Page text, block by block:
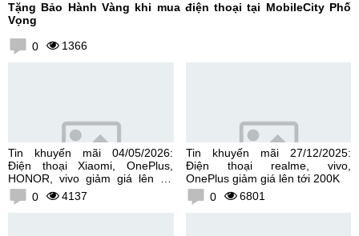
Tặng Bảo Hành Vàng khi mua điện thoại tại MobileCity Phố
Vọng
0 1366
Tin khuyến mãi 04/05/2026:
Điện thoại Xiaomi, OnePlus,
HONOR, vivo giảm giá lên tới
300K0 4137
Tin khuyến mãi 27/12/2025:
Điện thoại realme, vivo,
OnePlus giảm giá lên tới 200K
0
6801